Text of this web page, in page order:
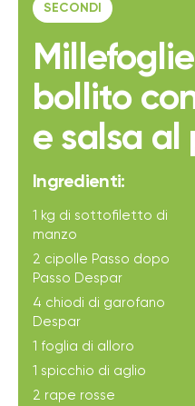
SECONDI
bollito
e salsa al
Ingredienti:
1 kg di sottofiletto di
manzo
2 cipolle Passo dopo
Passo Despar
4 chiodi di garofano
Despar
1 foglia di alloro
1 spicchio di aglio
2 rape rosse